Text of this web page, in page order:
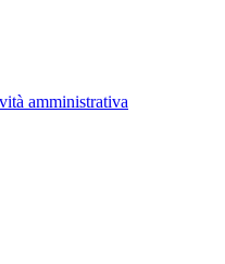
amministrativa